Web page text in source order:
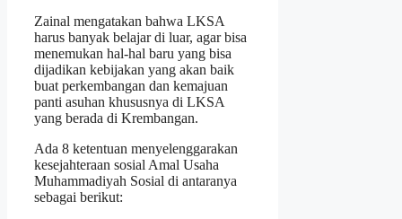
Zainal mengatakan bahwa LKSA
harus banyak belajar di luar, agar bisa
menemukan hal-hal baru yang bisa
dijadikan kebijakan yang akan baik
buat perkembangan dan kemajuan
panti asuhan khususnya di LKSA
yang berada di Krembangan.
Ada 8 ketentuan menyelenggarakan
kesejahteraan sosial Amal Usaha
Muhammadiyah Sosial di antaranya
sebagai berikut: